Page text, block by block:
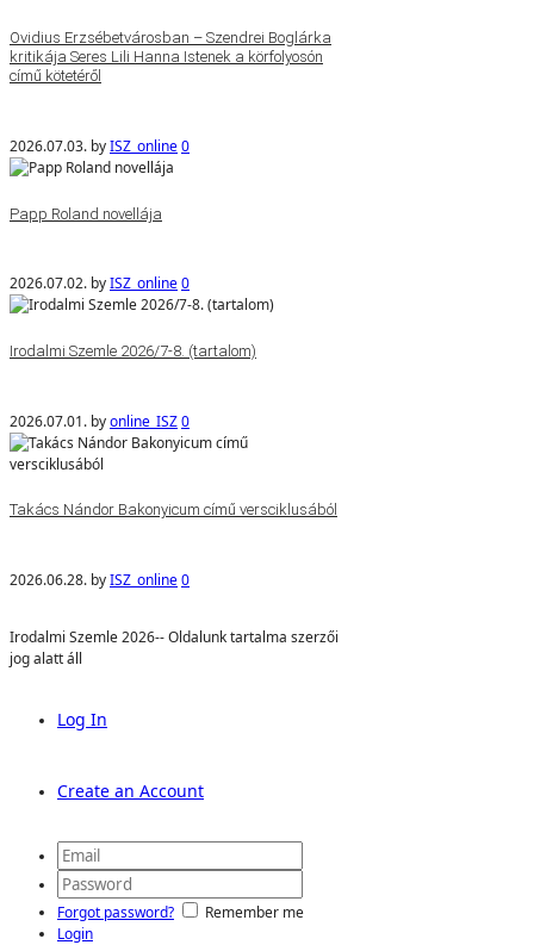
Ovidius Erzsébetvárosban – Szendrei Boglárka
kritikája Seres Lili Hanna Istenek a körfolyosón
című kötetéről
2026.07.03. byISZ_online0
Papp Roland novellája
2026.07.02. byISZ_online0
Irodalmi Szemle 2026/7-8. (tartalom)
2026.07.01. byonline_ISZ0
Takács Nándor Bakonyicum című versciklusából
2026.06.28. byISZ_online0
Irodalmi Szemle 2026-- Oldalunk tartalma szerzői
jog alatt áll
Log In
Create an Account
Forgot password?
Remember me
Login